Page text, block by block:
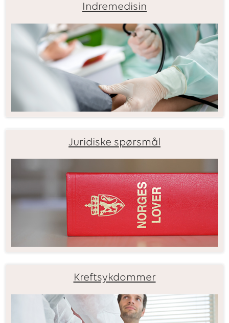
Indremedisin
Juridiske spørsmål
Kreftsykdommer